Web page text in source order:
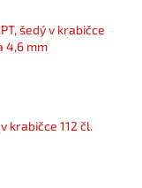
šedý v krabičce
4,6 mm
krabičce 112 čl.